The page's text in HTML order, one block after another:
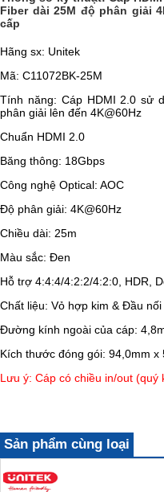
Fiber dài 25M độ phân giải
cấp
Hãng sx: Unitek
Mã: C11072BK-25M
Tính năng: Cáp HDMI 2.0 sử
phân giải lên đến 4K@60Hz
Chuẩn HDMI 2.0
Băng thông: 18Gbps
Công nghệ Optical: AOC
Độ phân giải: 4K@60Hz
Chiều dài: 25m
Màu sắc: Đen
Hỗ trợ 4:4:4/4:2:2/4:2:0, HDR,
Chất liệu: Vỏ hợp kim & Đầu nối
Đường kính ngoài của cáp:
Kích thước đóng gói: 94,0mm x
Lưu ý: Cáp có chiều in/out (quý
Sản phẩm cùng loại